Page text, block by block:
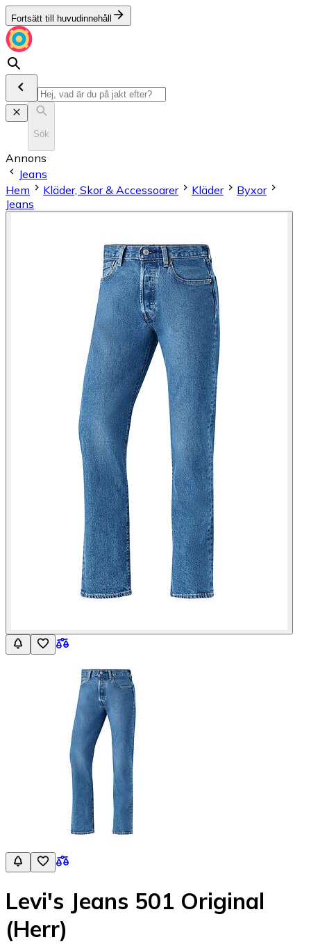
Fortsätt till huvudinnehåll
Sök
Annons
Jeans
Hem
Kläder, Skor & Accessoarer Kläder
Byxor
Jeans
Levi's Jeans 501 Original
(Herr)